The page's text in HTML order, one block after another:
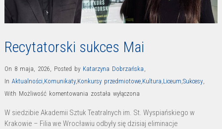
Recytatorski sukces Mai
On 8 maja, 2026 Posted by Katarzyna Dobrzańska
In Aktualności Komunikaty, Konkursy przedmiotowe, Kultura Liceum Sukcesy
With Możliwość komentowania Recytatorski
została wyłączona
W siedzibie Akademii Sztuk Teatralnych im. St. Wyspiańskiego w
Krakowie – Filia we Wrocławiu odbyły się dzisiaj eliminacje